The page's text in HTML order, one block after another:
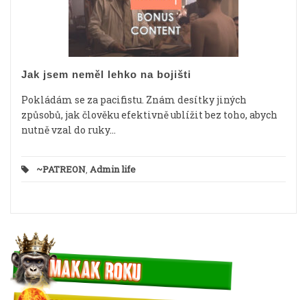
Jak jsem neměl lehko na bojišti
Pokládám se za pacifistu. Znám desítky jiných
způsobů, jak člověku efektivně ublížit bez toho, abych
nutně vzal do ruky...
~PATREON, Admin life